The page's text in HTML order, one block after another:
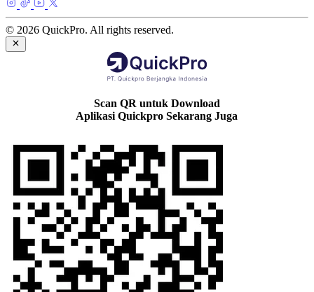
© 2026 QuickPro. All rights reserved.
Scan QR untuk Download
Aplikasi Quickpro Sekarang Juga